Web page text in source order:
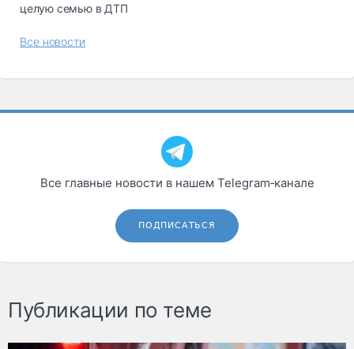
целую семью в ДТП
Все новости
Все главные новости в нашем Telegram‑канале
ПОДПИСАТЬСЯ
Публикации по теме